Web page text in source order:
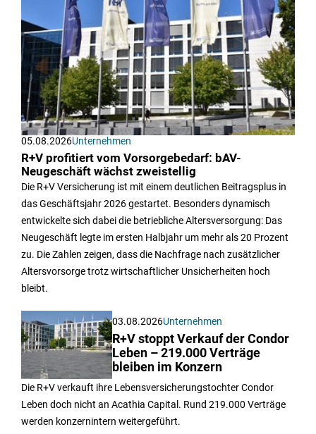
05.08.2026Unternehmen
R+V profitiert vom Vorsorgebedarf: bAV-
Neugeschäft wächst zweistellig
Die R+V Versicherung ist mit einem deutlichen Beitragsplus in
das Geschäftsjahr 2026 gestartet. Besonders dynamisch
entwickelte sich dabei die betriebliche Altersversorgung: Das
Neugeschäft legte im ersten Halbjahr um mehr als 20 Prozent
zu. Die Zahlen zeigen, dass die Nachfrage nach zusätzlicher
Altersvorsorge trotz wirtschaftlicher Unsicherheiten hoch
bleibt.
03.08.2026Unternehmen
R+V stoppt Verkauf der Condor
Leben – 219.000 Verträge
bleiben im Konzern
Die R+V verkauft ihre Lebensversicherungstochter Condor
Leben doch nicht an Acathia Capital. Rund 219.000 Verträge
werden konzernintern weitergeführt.